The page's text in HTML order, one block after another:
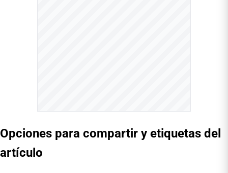
Opciones para compartir y etiquetas del
artículo